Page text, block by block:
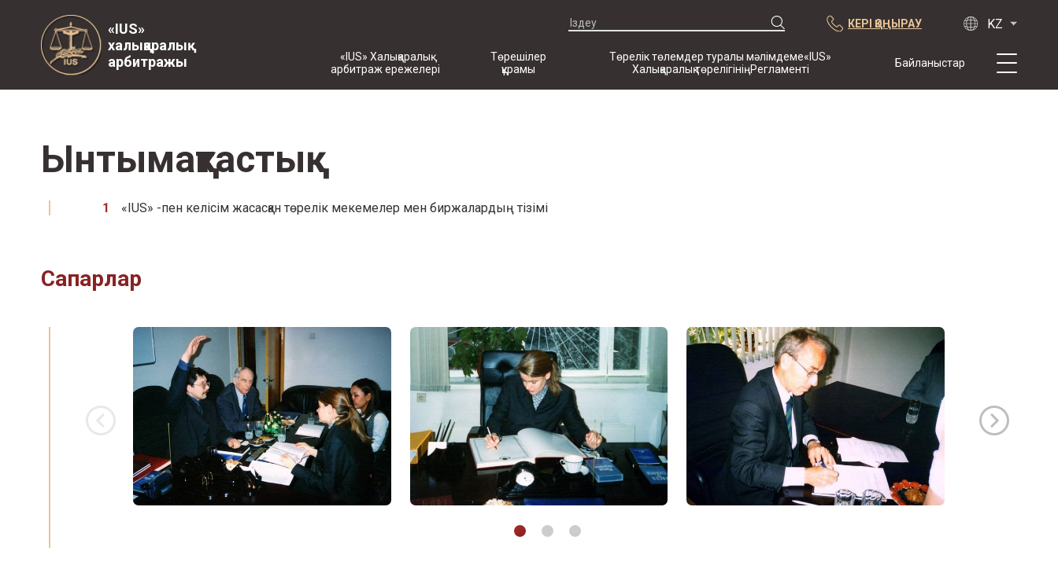
«IUS»
халықаралық
арбитражы
КЕРІ ҚОҢЫРАУ
«IUS» Халықаралық
арбитраж ережелері
Төрешілер
құрамы
Төрелік төлемдер туралы мәлімдеме«IUS»
Халықаралық төрелігініңРегламенті
Байланыстар
Ынтымақтастық
«IUS» -пен келісім жасасқан төрелік мекемелер мен биржалардың тізімі
Сапарлар